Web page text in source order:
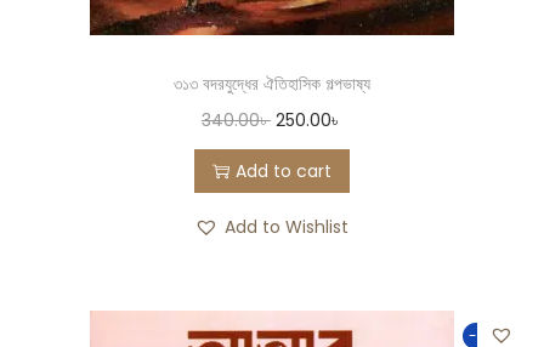
৩১৩ বদরযুদ্ধের ঐতিহাসিক গল্পভাষ্য
340.00৳ 250.00৳
Add to cart
Add to Wishlist
-50%